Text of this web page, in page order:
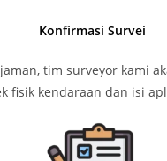
Konfirmasi Survei
tim surveyor kami
fisik kendaraan dan isi